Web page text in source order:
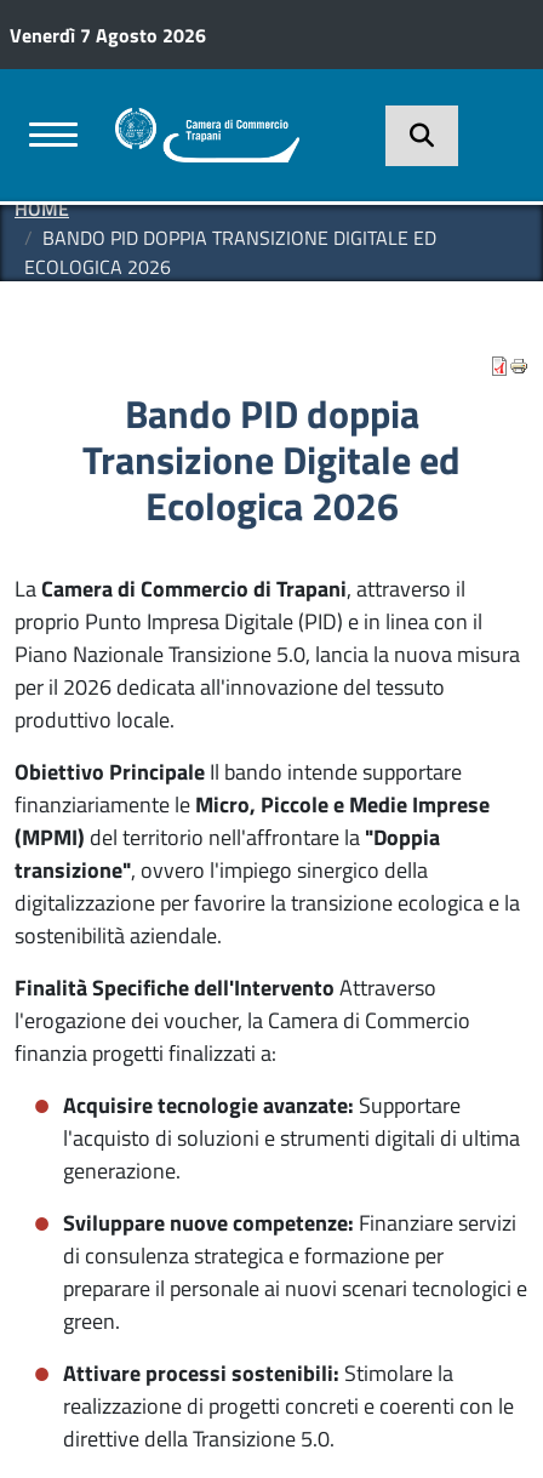
Venerdì 7 Agosto 2026
HOME
BANDO PID DOPPIA TRANSIZIONE DIGITALE ED
ECOLOGICA 2026
Bando PID doppia
Transizione Digitale ed
Ecologica 2026
LaCamera di Commercio di Trapani, attraverso il
proprio Punto Impresa Digitale (PID) e in linea con il
Piano Nazionale Transizione 5.0, lancia la nuova misura
per il 2026 dedicata all'innovazione del tessuto
produttivo locale.
Obiettivo PrincipaleIl bando intende supportare
finanziariamente leMicro, Piccole e Medie Imprese
(MPMI) del territorio nell'affrontare la"Doppia
transizione", ovvero l'impiego sinergico della
digitalizzazione per favorire la transizione ecologica e la
sostenibilità aziendale.
Finalità Specifiche dell'InterventoAttraverso
l'erogazione dei voucher, la Camera di Commercio
finanzia progetti finalizzati a:
Acquisire tecnologie avanzate: Supportare
l'acquisto di soluzioni e strumenti digitali di ultima
generazione.
Sviluppare nuove competenze: Finanziare servizi
di consulenza strategica e formazione per
preparare il personale ai nuovi scenari tecnologici e
green.
Attivare processi sostenibili: Stimolare la
realizzazione di progetti concreti e coerenti con le
direttive della Transizione 5.0.